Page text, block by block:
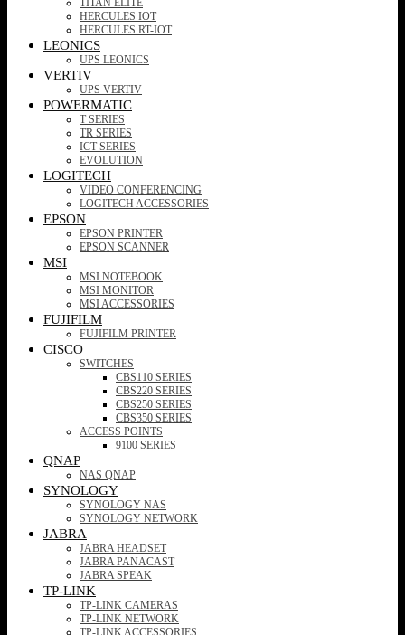
TITAN ELITE
HERCULES IOT
HERCULES RT-IOT
LEONICS
UPS LEONICS
VERTIV
UPS VERTIV
POWERMATIC
T SERIES
TR SERIES
ICT SERIES
EVOLUTION
LOGITECH
VIDEO CONFERENCING
LOGITECH ACCESSORIES
EPSON
EPSON PRINTER
EPSON SCANNER
MSI
MSI NOTEBOOK
MSI MONITOR
MSI ACCESSORIES
FUJIFILM
FUJIFILM PRINTER
CISCO
SWITCHES
CBS110 SERIES
CBS220 SERIES
CBS250 SERIES
CBS350 SERIES
ACCESS POINTS
9100 SERIES
QNAP
NAS QNAP
SYNOLOGY
SYNOLOGY NAS
SYNOLOGY NETWORK
JABRA
JABRA HEADSET
JABRA PANACAST
JABRA SPEAK
TP-LINK
TP-LINK CAMERAS
TP-LINK NETWORK
TP-LINK ACCESSORIES